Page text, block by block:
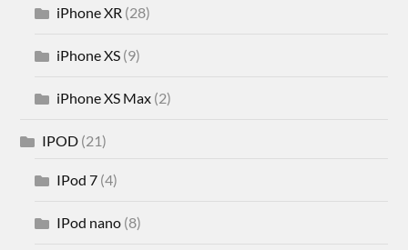
iPhone XR (28)
iPhone XS (9)
iPhone XS Max (2)
IPOD (21)
IPod 7 (4)
IPod nano (8)